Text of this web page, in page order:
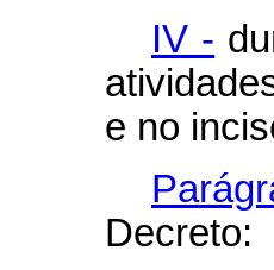
IV -
e no
Decreto: